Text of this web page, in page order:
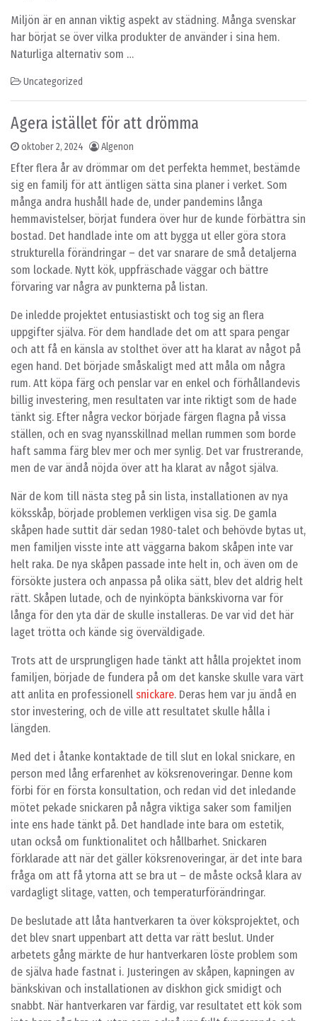
Miljön är en annan viktig aspekt av städning. Många svenskar
har börjat se över vilka produkter de använder i sina hem.
Naturliga alternativ som …
Uncategorized
Agera istället för att drömma
oktober 2, 2024 Algenon
Efter flera år av drömmar om det perfekta hemmet, bestämde
sig en familj för att äntligen sätta sina planer i verket. Som
många andra hushåll hade de, under pandemins långa
hemmavistelser, börjat fundera över hur de kunde förbättra sin
bostad. Det handlade inte om att bygga ut eller göra stora
strukturella förändringar – det var snarare de små detaljerna
som lockade. Nytt kök, uppfräschade väggar och bättre
förvaring var några av punkterna på listan.
De inledde projektet entusiastiskt och tog sig an flera
uppgifter själva. För dem handlade det om att spara pengar
och att få en känsla av stolthet över att ha klarat av något på
egen hand. Det började småskaligt med att måla om några
rum. Att köpa färg och penslar var en enkel och förhållandevis
billig investering, men resultaten var inte riktigt som de hade
tänkt sig. Efter några veckor började färgen flagna på vissa
ställen, och en svag nyansskillnad mellan rummen som borde
haft samma färg blev mer och mer synlig. Det var frustrerande,
men de var ändå nöjda över att ha klarat av något själva.
När de kom till nästa steg på sin lista, installationen av nya
köksskåp, började problemen verkligen visa sig. De gamla
skåpen hade suttit där sedan 1980-talet och behövde bytas ut,
men familjen visste inte att väggarna bakom skåpen inte var
helt raka. De nya skåpen passade inte helt in, och även om de
försökte justera och anpassa på olika sätt, blev det aldrig helt
rätt. Skåpen lutade, och de nyinköpta bänkskivorna var för
långa för den yta där de skulle installeras. De var vid det här
laget trötta och kände sig överväldigade.
Trots att de ursprungligen hade tänkt att hålla projektet inom
familjen, började de fundera på om det kanske skulle vara värt
att anlita en professionell snickare. Deras hem var ju ändå en
stor investering, och de ville att resultatet skulle hålla i
längden.
Med det i åtanke kontaktade de till slut en lokal snickare, en
person med lång erfarenhet av köksrenoveringar. Denne kom
förbi för en första konsultation, och redan vid det inledande
mötet pekade snickaren på några viktiga saker som familjen
inte ens hade tänkt på. Det handlade inte bara om estetik,
utan också om funktionalitet och hållbarhet. Snickaren
förklarade att när det gäller köksrenoveringar, är det inte bara
fråga om att få ytorna att se bra ut – de måste också klara av
vardagligt slitage, vatten, och temperaturförändringar.
De beslutade att låta hantverkaren ta över köksprojektet, och
det blev snart uppenbart att detta var rätt beslut. Under
arbetets gång märkte de hur hantverkaren löste problem som
de själva hade fastnat i. Justeringen av skåpen, kapningen av
bänkskivan och installationen av diskhon gick smidigt och
snabbt. När hantverkaren var färdig, var resultatet ett kök som